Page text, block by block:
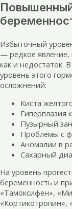
Избыточный
— редкое
как и недостаток.
уровень этого
осложнений:
Киста
Гиперплазия
Пузырный
Проблемы с
Аномалии в
Сахарный
На уровень
беременность и
«Тамоксифен»,
«Кортикотропин»,